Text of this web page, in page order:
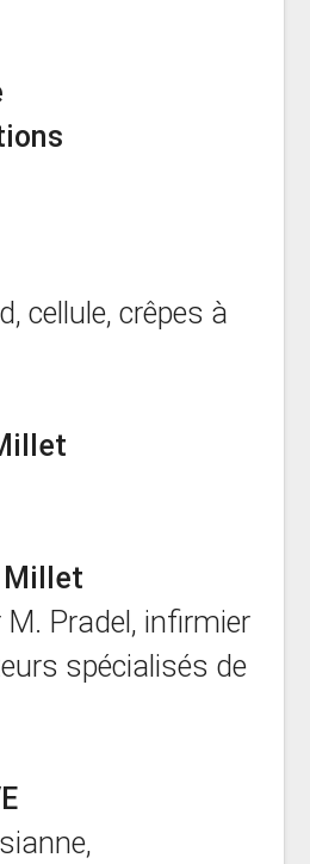
cellule, crêpes à
Millet
Pradel, infirmier
spécialisés de